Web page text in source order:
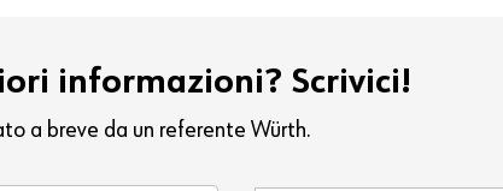
informazioni? Scrivici!
a breve da un referente Würth.